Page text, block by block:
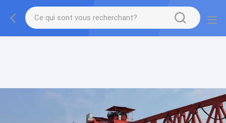
gtag('config', 'G-QWE9HWC3PF', {cookie_flags:
"SameSite=None;Secure"});